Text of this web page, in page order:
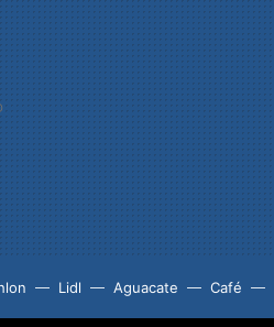
Lidl Aguacate Café